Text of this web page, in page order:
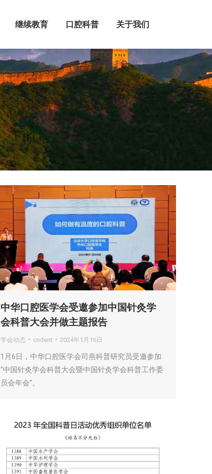
继续教育 口腔科普 关于我们
中华口腔医学会受邀参加中国针灸学
会科普大会并做主题报告
学会动态 cndent 2024年1月16日
1月6日，中华口腔医学会司燕科普研究员受邀参加
“中国针灸学会科普大会暨中国针灸学会科普工作委
员会年会”。